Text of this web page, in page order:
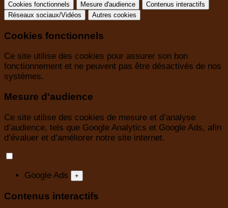
Cookies fonctionnels Mesure d'audience
Contenus interactifs
Réseaux sociaux/Vidéos
Autres cookies
Cookies fonctionnels
Ce site utilise des cookies pour assurer son bon
fonctionnement et ne peuvent pas être désactivés de nos
systèmes.
Mesure d'audience
Ce site utilise des cookies de mesure et d’analyse
d’audience, tels que Google Analytics et Google Ads, afin
d’évaluer et d’améliorer notre site internet.
Google Ads +
Contenus interactifs